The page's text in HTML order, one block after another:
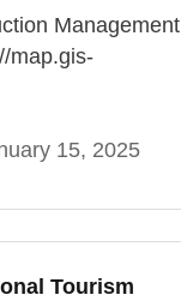
Management
map.gis-
15, 2025
Tourism